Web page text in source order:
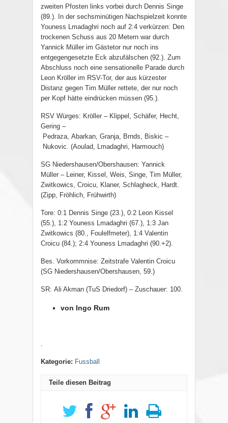
zweiten Pfosten links vorbei durch Dennis Singe
(89.). In der sechsminütigen Nachspielzeit konnte
Youness Lmadaghri noch auf 2:4 verkürzen: Den
trockenen Schuss aus 20 Metern war durch
Yannick Müller im Gästetor nur noch ins
entgegengesetzte Eck abzufälschen (92.). Zum
Abschluss noch eine sensationelle Parade durch
Leon Kröller im RSV-Tor, der aus kürzester
Distanz gegen Tim Müller rettete, der nur noch
per Kopf hätte eindrücken müssen (95.).
RSV Würges: Kröller – Klippel, Schäfer, Hecht,
Gering –
Pedraza, Abarkan, Granja, Brnds, Biskic –
Nukovic. (Aoulad, Lmadaghri, Harmouch)
SG Niedershausen/Obershausen: Yannick
Müller – Leiner, Kissel, Weis, Singe, Tim Müller,
Zwitkowics, Croicu, Klaner, Schlagheck, Hardt.
(Zipp, Fröhlich, Frühwirth)
Tore: 0:1 Dennis Singe (23.), 0:2 Leon Kissel
(55.), 1:2 Youness Lmadaghri (67.), 1:3 Jan
Zwitkowics (80., Foulelfmeter), 1:4 Valentin
Croicu (84.); 2:4 Youness Lmadaghri (90.+2).
Bes. Vorkommnise: Zeitstrafe Valentin Croicu
(SG Niedershausen/Obershausen, 59.)
SR: Ali Akman (TuS Driedorf) – Zuschauer: 100.
von Ingo Rum
.
Kategorie: Fussball
Teile diesen Beitrag